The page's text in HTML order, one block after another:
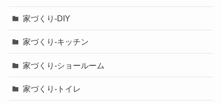
家づくり-DIY
家づくり-キッチン
家づくり-ショールーム
家づくり-トイレ